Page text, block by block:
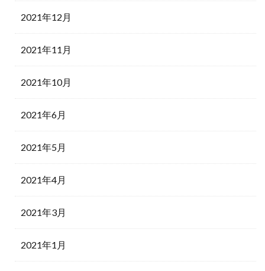
2021年12月
2021年11月
2021年10月
2021年6月
2021年5月
2021年4月
2021年3月
2021年1月